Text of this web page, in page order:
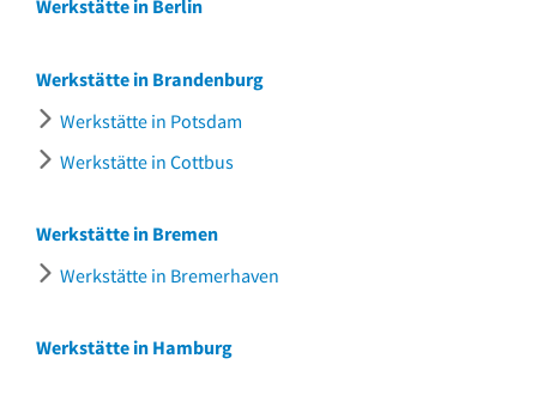
Werkstätte in Berlin
Werkstätte in Brandenburg
Werkstätte in Potsdam
Werkstätte in Cottbus
Werkstätte in Bremen
Werkstätte in Bremerhaven
Werkstätte in Hamburg